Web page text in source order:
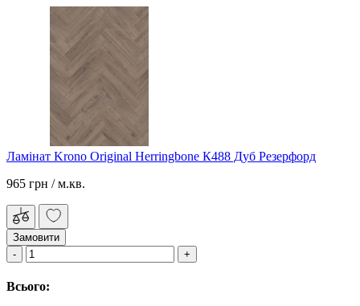
Ламінат Krono Original Herringbone К488 Дуб Резерфорд
965 грн / м.кв.
Замовити
Всього: